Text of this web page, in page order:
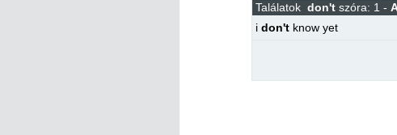
Találatok don't szóra: 1 -
i don't know yet